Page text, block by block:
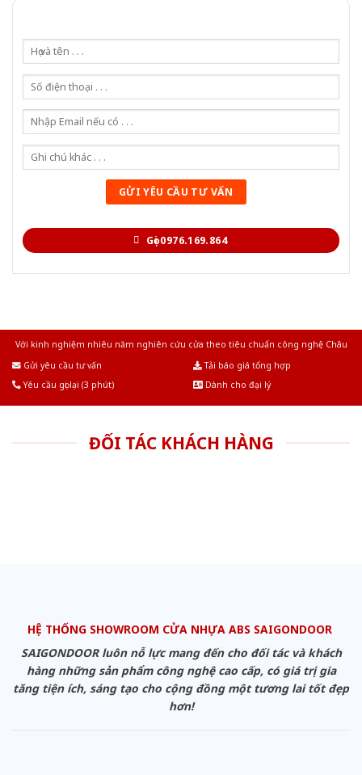
Gọi 0976.169.864
Với kinh nghiệm nhiêu năm nghiên cứu cửa theo tiêu chuẩn công nghệ Châu
Gửi yêu cầu tư vấn
Tải báo giá tổng hợp
Yêu cầu gọi lại (3 phút)
Dành cho đại lý
ĐỐI TÁC KHÁCH HÀNG
HỆ THỐNG SHOWROOM CỬA NHỰA ABS SAIGONDOOR
SAIGONDOOR luôn nỗ lực mang đến cho đối tác và khách
hàng những sản phẩm công nghệ cao cấp, có giá trị gia
tăng tiện ích, sáng tạo cho cộng đồng một tương lai tốt đẹp
hơn!